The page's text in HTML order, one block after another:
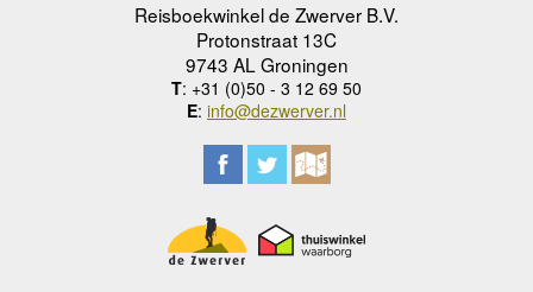
Reisboekwinkel de Zwerver B.V.
Protonstraat 13C
9743 AL Groningen
T: +31 (0)50 - 3 12 69 50
E: info@dezwerver.nl